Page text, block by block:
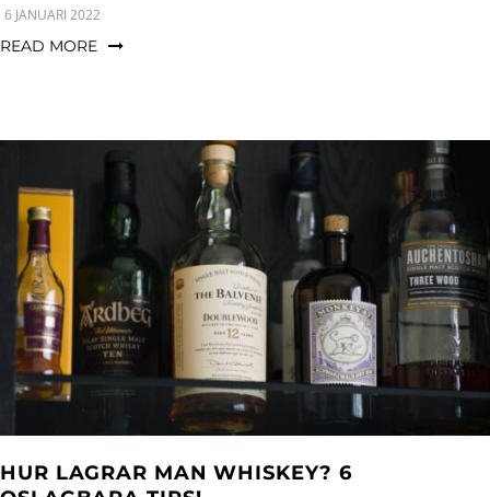
6 JANUARI 2022
READ MORE
HUR LAGRAR MAN WHISKEY? 6